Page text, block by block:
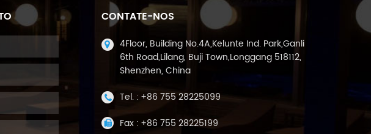
CONTATE-NOS
4Floor, Building No.4A,Kelunte Ind. Park,Ganli
6th Road,Lilang, Buji Town,Longgang 518112,
Shenzhen, China
Tel. : +86 755 28225099
Fax : +86 755 28225199